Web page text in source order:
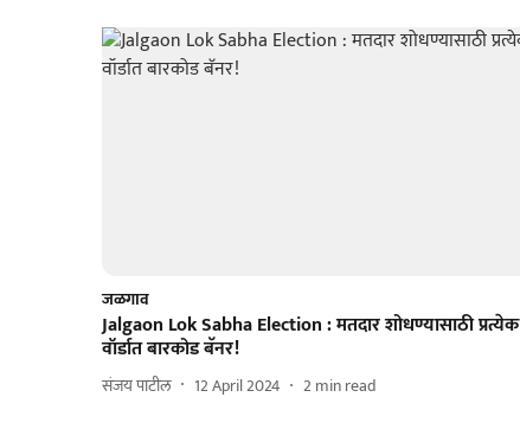
जळगाव
Jalgaon Lok Sabha Election : मतदार शोधण्यासाठी प्रत्येक
वॉर्डात बारकोड बॅनर!
संजय पाटील 12 April 2024 2min read